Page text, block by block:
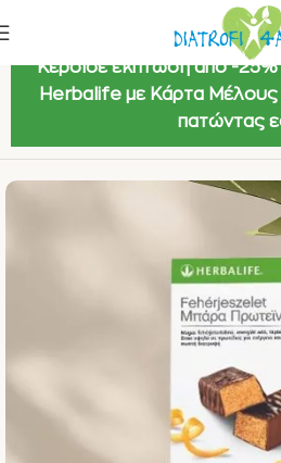
Κέρδισε έκπτωση από -25%
Herbalife με Κάρτα
πατώντας